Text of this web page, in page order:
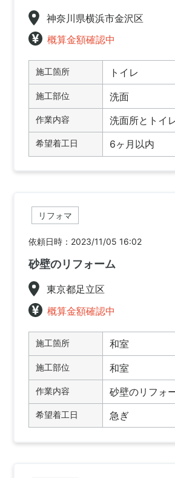
神奈川県横浜市金沢区
概算金額確認中
施工箇所 トイレ
施工部位 洗面
作業内容 洗面所とトイ
希望着工日 6ヶ月以内
リフォマ
依頼日時：2023/11/05 16:02
砂壁のリフォーム
東京都足立区
概算金額確認中
施工箇所 和室
施工部位 和室
作業内容 砂壁のリフォ
希望着工日 急ぎ